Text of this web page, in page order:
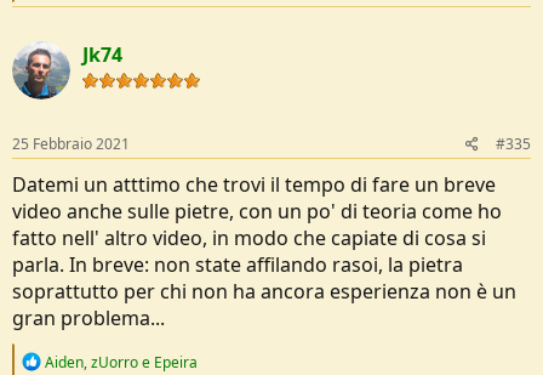
c
t
i
o
s
:
Jk74
25 Febbraio 2021 #335
Datemi un atttimo che trovi il tempo di fare un breve
video anche sulle pietre, con un po' di teoria come ho
fatto nell' altro video, in modo che capiate di cosa si
parla. In breve: non state affilando rasoi, la pietra
soprattutto per chi non ha ancora esperienza non è un
gran problema...
R
Aiden,zUorroe Epeira